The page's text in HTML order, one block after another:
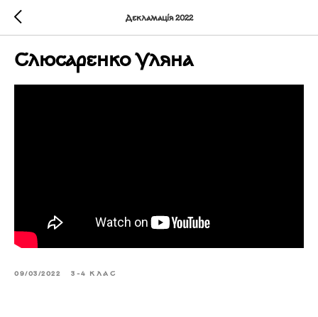
Декламація 2022
Слюсаренко Уляна
09/03/2022 3-4 КЛАС